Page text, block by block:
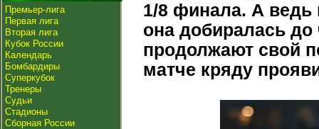
Премьер-лига
Первая лига
Вторая лига
Кубок России
Календарь
Бомбардиры
Суперкубок
Тренеры
Судьи
Стадионы
Сборная России
1/8 финала. А
она добиралась
продолжают свой
матче кряду